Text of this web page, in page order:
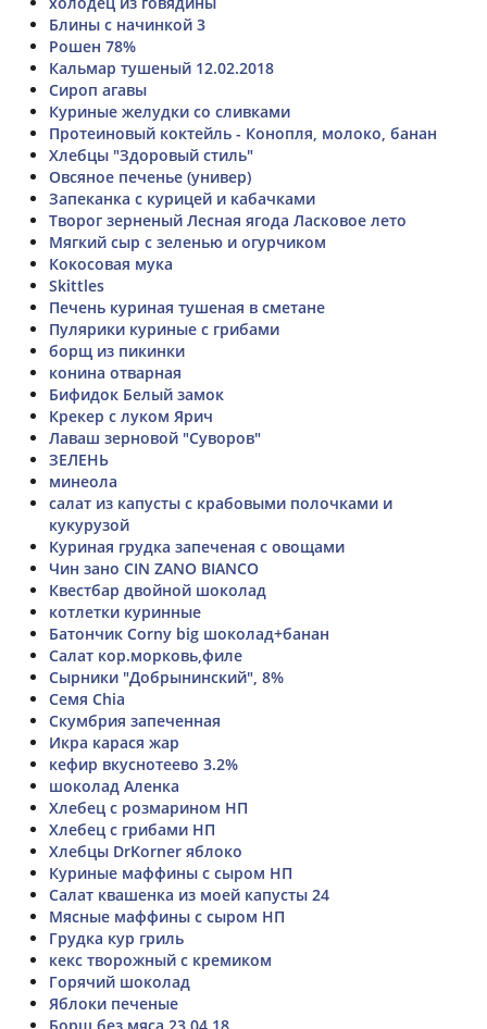
Блины с начинкой 3
Рошен 78%
Кальмар тушеный 12.02.2018
Сироп агавы
Куриные желудки со сливками
Протеиновый коктейль - Конопля, молоко, банан
Хлебцы "Здоровый стиль"
Овсяное печенье (универ)
Запеканка с курицей и кабачками
Творог зерненый Лесная ягода Ласковое лето
Мягкий сыр с зеленью и огурчиком
Кокосовая мука
Skittles
Печень куриная тушеная в сметане
Пулярики куриные с грибами
борщ из пикинки
конина отварная
Бифидок Белый замок
Крекер с луком Ярич
Лаваш зерновой "Суворов"
ЗЕЛЕНЬ
минеола
салат из капусты с крабовыми полочками и
кукурузой
Куриная грудка запеченая с овощами
Чин зано CIN ZANO BIANCO
Квестбар двойной шоколад
котлетки куринные
Батончик Corny big шоколад+банан
Салат кор.морковь,филе
Сырники "Добрынинский", 8%
Семя Chia
Скумбрия запеченная
Икра карася жар
кефир вкуснотеево 3.2%
шоколад Аленка
Хлебец с розмарином НП
Хлебец с грибами НП
Хлебцы DrKorner яблоко
Куриные маффины с сыром НП
Салат квашенка из моей капусты 24
Мясные маффины с сыром НП
Грудка кур гриль
кекс творожный с кремиком
Горячий шоколад
Яблоки печеные